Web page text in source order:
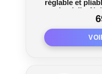
réglable et
domicile,